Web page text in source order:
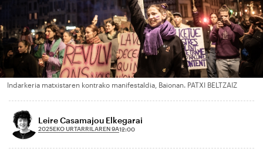
Indarkeria matxistaren kontrako manifestaldia, Baionan. PATXI BELTZAIZ
Leire Casamajou Elkegarai
2025EKO URTARRILAREN 9A12:00